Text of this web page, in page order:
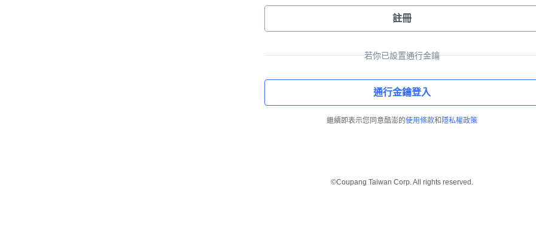
註冊
若你已設置通行金鑰
通行金鑰登入
繼續即表示您同意酷澎的使用條款和 隱私權政策
©Coupang Taiwan Corp. All rights reserved.